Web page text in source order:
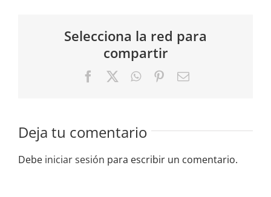
Selecciona la red para
compartir
FacebookWhatsApp
PinterestCorreo
Deja tu comentario
Debe iniciar sesión para escribir un comentario.